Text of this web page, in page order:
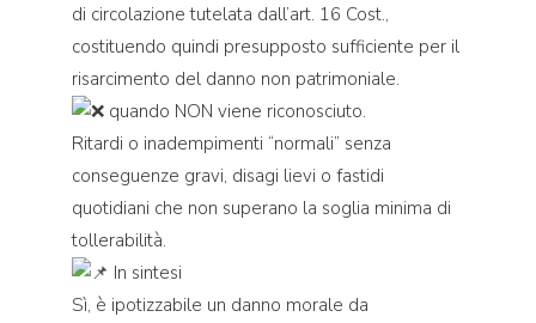
di circolazione tutelata dall’art. 16 Cost.,
costituendo quindi presupposto sufficiente per il
risarcimento del danno non patrimoniale.
quando NON viene riconosciuto.
Ritardi o inadempimenti “normali” senza
conseguenze gravi, disagi lievi o fastidi
quotidiani che non superano la soglia minima di
tollerabilità.
In sintesi
Sì, è ipotizzabile un danno morale da